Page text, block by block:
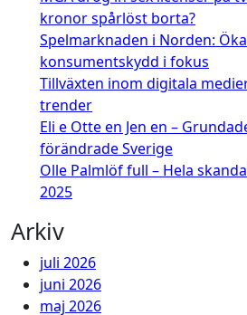
kronor spårlöst borta?
Spelmarknaden i Norden:
konsumentskydd i fokus
Tillväxten inom digitala
trender
Eli e Otte en Jen en –
förändrade Sverige
Olle Palmlöf full – Hela
2025
Arkiv
juli 2026
juni 2026
maj 2026